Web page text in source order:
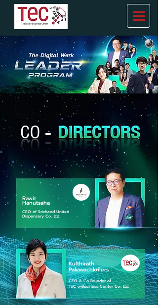
Rawit
Hanutsaha
CEO of Srichand United
Dispensary Co., Ltd.
Kulthirath
Pakawachkrilers
CEO & Co-Founder of
TeC e-Business Center Co., Ltd.